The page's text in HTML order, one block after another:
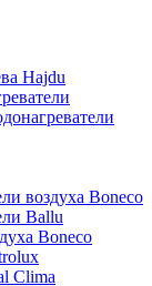
Hajdu
воздуха Boneco
Ballu
Boneco
Clima